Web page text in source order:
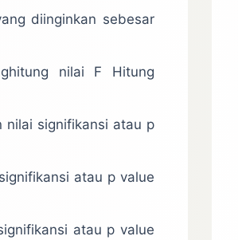
diinginkan sebesar
nilai F Hitung
nilai signifikansi atau p
atau p value
atau p value